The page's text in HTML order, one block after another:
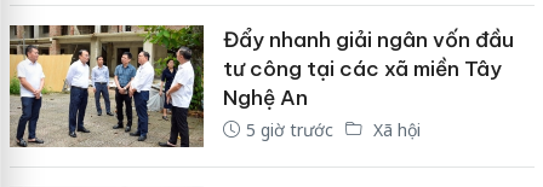
Đẩy nhanh giải ngân vốn đầu
tư công tại các xã miền Tây
Nghệ An
5 giờ trước Xã hội